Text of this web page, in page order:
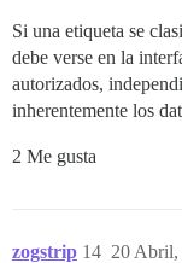
Si una etiqueta se
debe verse en la
autorizados,
inherentemente los
2 Me gusta
zogstrip 20 Abril,
14